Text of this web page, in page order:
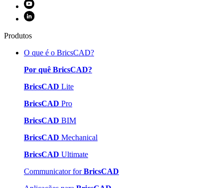
Produtos
O que é o BricsCAD?
Por quê BricsCAD?
BricsCAD Lite
BricsCAD Pro
BricsCAD BIM
BricsCAD Mechanical
BricsCAD Ultimate
Communicator forBricsCAD